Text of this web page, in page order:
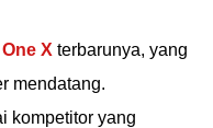
X terbarunya, yang
mendatang.
kompetitor yang